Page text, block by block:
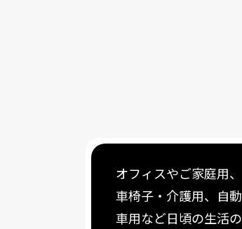
オフィスやご家庭用、
車椅子・介護用、自動
車用など日頃の生活の